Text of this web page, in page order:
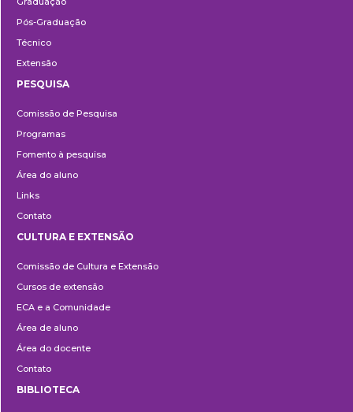
Pós-Graduação
Técnico
Extensão
PESQUISA
Comissão de Pesquisa
Programas
Fomento à pesquisa
Área do aluno
Links
Contato
e
Extensão
CULTURA E EXTENSÃO
Comissão de Cultura e Extensão
Cursos de extensão
ECA e a Comunidade
Área de aluno
Área do docente
Contato
BIBLIOTECA